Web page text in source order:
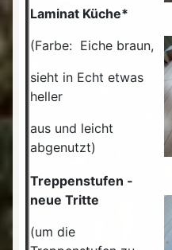
Laminat Küche*
(Farbe: Eiche braun,
sieht in Echt etwas
heller
aus und leicht
abgenutzt)
Treppenstufen -
neue Tritte
(um die